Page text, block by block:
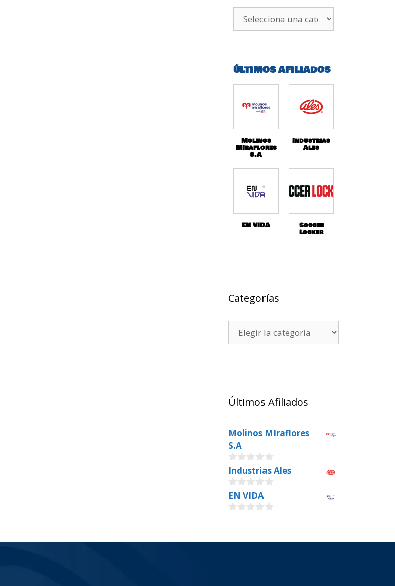
ÚLTIMOS AFILIADOS
Molinos
MIraflores
S.A
Industrias
Ales
EN VIDA Soccer
Locker
Categorías
Últimos Afiliados
Molinos MIraflores
S.A
0
o
u
t
o
f
Industrias Ales
0
o
u
5
EN VIDA
t